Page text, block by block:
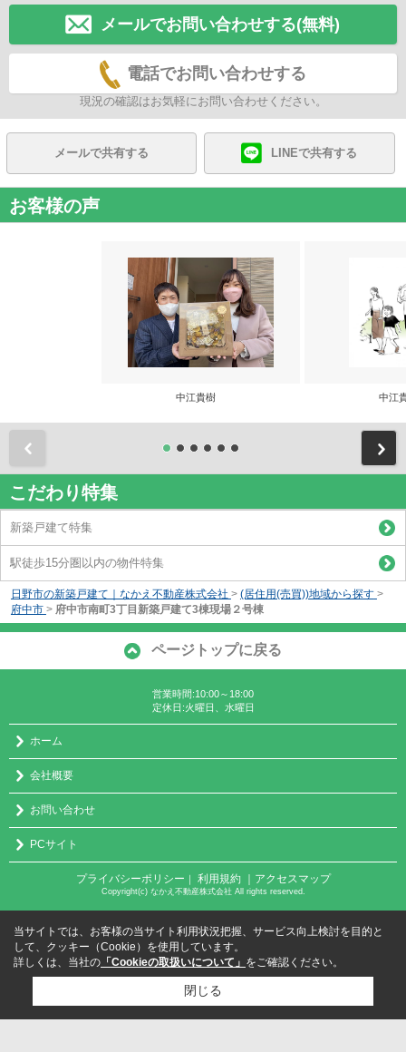
メールでお問い合わせする(無料)
電話でお問い合わせする
現況の確認はお気軽にお問い合わせください。
メールで共有する LINEで共有する
お客様の声
中江貴樹 中江
こだわり特集
新築戸建て特集
駅徒歩15分圏以内の物件特集
日野市の新築戸建て｜なかえ不動産株式会社 > (居住用(売買))地域から探す >
府中市 > 府中市南町3丁目新築戸建て3棟現場２号棟
ページトップに戻る
営業時間:10:00～18:00
定休日:火曜日、水曜日
ホーム
会社概要
お問い合わせ
PCサイト
プライバシーポリシー 利用規約 ｜アクセスマップ
Copyright(c) なかえ不動産株式会社 All rights reserved.
当サイトでは、お客様の当サイト利用状況把握、サービス向上検討を目的と
して、クッキー（Cookie）を使用しています。
詳しくは、当社の 「Cookieの取扱いについて」 をご確認ください。
閉じる